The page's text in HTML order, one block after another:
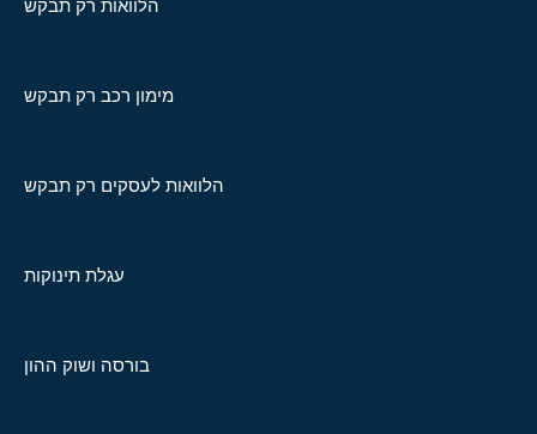
הלוואות רק תבקש
מימון רכב רק תבקש
הלוואות לעסקים רק תבקש
עגלת תינוקות
בורסה ושוק ההון